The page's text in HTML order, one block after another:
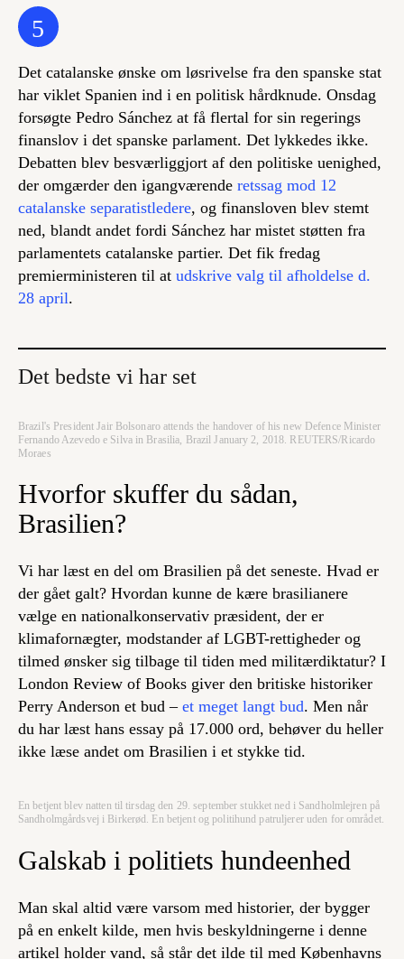
5
Det catalanske ønske om løsrivelse fra den spanske stat
har viklet Spanien ind i en politisk hårdknude. Onsdag
forsøgte Pedro Sánchez at få flertal for sin regerings
finanslov i det spanske parlament. Det lykkedes ikke.
Debatten blev besværliggjort af den politiske uenighed,
der omgærder den igangværende retssag mod 12
catalanske separatistledere, og finansloven blev stemt
ned, blandt andet fordi Sánchez har mistet støtten fra
parlamentets catalanske partier. Det fik fredag
premierministeren til at udskrive valg til afholdelse d.
28 april.
Det bedste vi har set
Brazil's President Jair Bolsonaro attends the handover of his new Defence Minister
Fernando Azevedo e Silva in Brasilia, Brazil January 2, 2018. REUTERS/Ricardo
Moraes
Hvorfor skuffer du sådan,
Brasilien?
Vi har læst en del om Brasilien på det seneste. Hvad er
der gået galt? Hvordan kunne de kære brasilianere
vælge en nationalkonservativ præsident, der er
klimafornægter, modstander af LGBT-rettigheder og
tilmed ønsker sig tilbage til tiden med militærdiktatur? I
London Review of Books giver den britiske historiker
Perry Anderson et bud – et meget langt bud. Men når
du har læst hans essay på 17.000 ord, behøver du heller
ikke læse andet om Brasilien i et stykke tid.
En betjent blev natten til tirsdag den 29. september stukket ned i Sandholmlejren på
Sandholmgårdsvej i Birkerød. En betjent og politihund patruljerer uden for området.
Galskab i politiets hundeenhed
Man skal altid være varsom med historier, der bygger
på en enkelt kilde, men hvis beskyldningerne i denne
artikel holder vand, så står det ilde til med Københavns